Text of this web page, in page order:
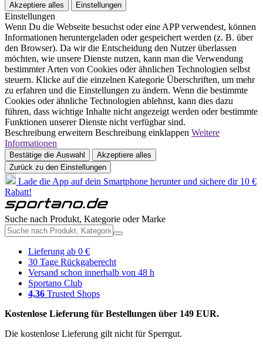
Akzeptiere alles Einstellungen
Einstellungen
Wenn Du die Webseite besuchst oder eine APP verwendest, können
Informationen heruntergeladen oder gespeichert werden (z. B. über
den Browser). Da wir die Entscheidung den Nutzer überlassen
möchten, wie unsere Dienste nutzen, kann man die Verwendung
bestimmter Arten von Cookies oder ähnlichen Technologien selbst
steuern. Klicke auf die einzelnen Kategorie Überschriften, um mehr
zu erfahren und die Einstellungen zu ändern. Wenn die bestimmte
Cookies oder ähnliche Technologien ablehnst, kann dies dazu
führen, dass wichtige Inhalte nicht angezeigt werden oder bestimmte
Funktionen unserer Dienste nicht verfügbar sind.
Beschreibung erweitern Beschreibung einklappen Weitere
Informationen
Bestätige die Auswahl
Akzeptiere alles
Zurück zu den Einstellungen
Lade die App auf dein Smartphone herunter und sichere dir 10 €
Rabatt!
Suche nach Produkt, Kategorie oder Marke
Lieferung ab 0 €
30 Tage Rückgaberecht
Versand schon innerhalb von 48 h
Sportano Club
4,36 Trusted Shops
Kostenlose Lieferung für Bestellungen über 149 EUR.
Die kostenlose Lieferung gilt nicht für Sperrgut.